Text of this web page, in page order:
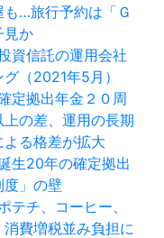
も…旅行予約は「Ｇ
見か
資信託の運用会社
（2021年5月）
定拠出年金２０周
の差、運用の長期
る格差が拡大
生20年の確定拠出
度」の壁
テチ、コーヒー、
費増税並み負担に